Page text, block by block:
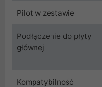
Pilot w zestawie
Podłączenie do płyty
głównej
Kompatybilność